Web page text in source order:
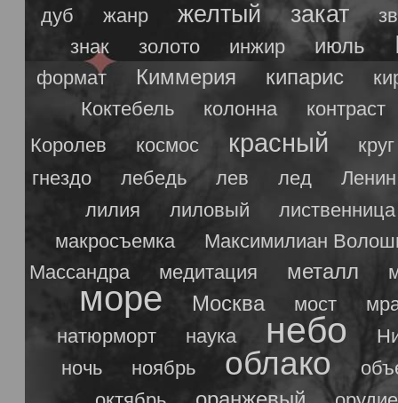
дуб
жанр желтый закат
знак
золото инжир июль
формат Киммерия кипарис
Коктебель
колонна
контраст
Королев
космос красный
круг
гнездо
лебедь лев лед
Ленин
лилия
лиловый
лиственница
макросъемка
Максимилиан
Массандра
медитация металл
море Москва мост
натюрморт
наука небо
ночь
ноябрь облако